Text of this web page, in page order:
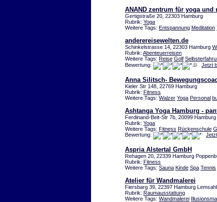
ANAND zentrum für yoga und
Gertigstraße 20, 22303 Hamburg
Rubrik: Yoga
Weitere Tags: Entspannung Meditation
anderereisewelten.de
Schinkelstrasse 14, 22303 Hamburg
Rubrik: Abenteuerreisen
Weitere Tags: Reise Golf
Bewertung:
Jetzt
Anna Silitsch-
Kieler Str 148, 22769 Hamburg
Rubrik: Fitness
Weitere Tags: Walzer Yoga Personal
Ashtanga Yoga Hamburg -
Ferdinand-Beit-Str 7b, 20099 Hamburg
Rubrik: Yoga
Weitere Tags: Fitness Rückenschule
Bewertung:
Aspria Alstertal GmbH
Rehagen 20, 22339 Hamburg
Rubrik: Fitness
Weitere Tags: Sauna Kinde Spa Tennis
Atelier für Wandmalerei
Fiersbarg 39, 22397 Hamburg
Rubrik: Raumausstattung
Weitere Tags: Wandmalerei